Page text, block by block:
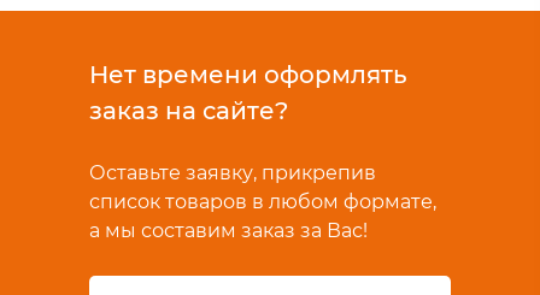
Нет времени оформлять
заказ на сайте?
Оставьте заявку, прикрепив
список товаров в любом формате,
а мы составим заказ за Вас!